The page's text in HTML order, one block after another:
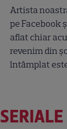
Artista
pe Facebook
aflat chiar
revenim din
întâmplat
SERIALE